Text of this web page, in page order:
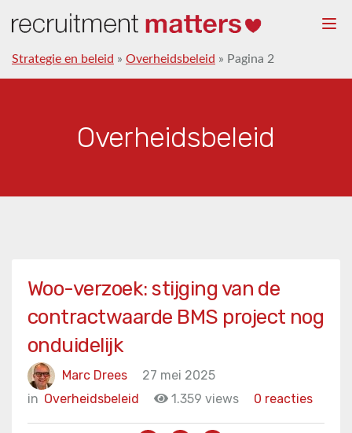
Strategie en beleid » Overheidsbeleid » Pagina 2
Overheidsbeleid
Woo-verzoek: stijging van de
contractwaarde BMS project nog
onduidelijk
Marc Drees
27 mei 2025
in Overheidsbeleid 1.359 views 0 reacties